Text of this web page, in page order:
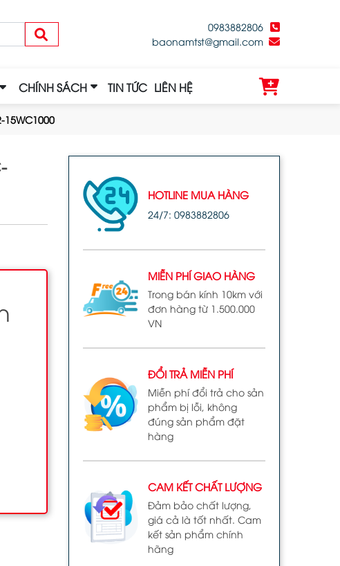
0983882806
baonamtst@gmail.com
CHÍNH SÁCH TIN TỨC LIÊN HỆ
15WC1000
HOTLINE MUA HÀNG
24/7: 0983882806
MIỄN PHÍ GIAO HÀNG
Trong bán kính 10km với
đơn hàng từ 1.500.000
VN
ĐỔI TRẢ MIỄN PHÍ
Miễn phí đổi trả cho sản
phẩm bị lỗi, không
đúng sản phẩm đặt
hàng
CAM KẾT CHẤT LƯỢNG
Đảm bảo chất lượng,
giá cả là tốt nhất. Cam
kết sản phẩm chính
hãng